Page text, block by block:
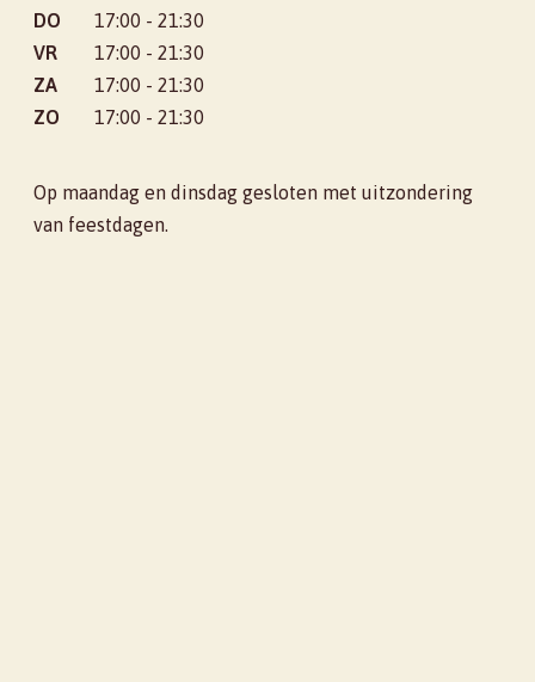
DO
17:00 - 21:30
VR
17:00 - 21:30
ZA
17:00 - 21:30
ZO
17:00 - 21:30
Op maandag en dinsdag gesloten met uitzondering
van feestdagen.